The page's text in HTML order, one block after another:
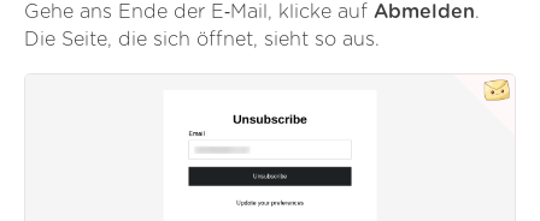
Gehe ans Ende der E‑Mail, klicke auf Abmelden.
Die Seite, die sich öffnet, sieht so aus.